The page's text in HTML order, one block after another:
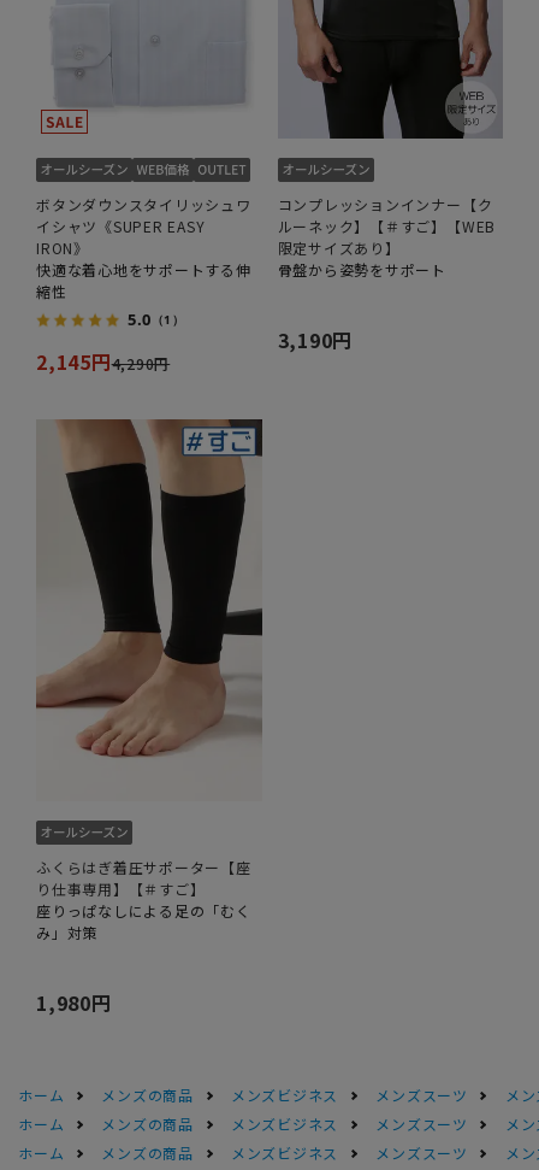
ボタンダウンスタイリッシュワ
イシャツ《SUPER EASY
IRON》
快適な着心地をサポートする伸
縮性
5.0 （1）
2,145円4,290円
コンプレッションインナー【ク
ルーネック】【＃すご】【WEB
限定サイズあり】
骨盤から姿勢をサポート
3,190円
ふくらはぎ着圧サポーター【座
り仕事専用】【＃すご】
座りっぱなしによる足の「むく
み」対策
1,980円
ホーム メンズの商品 メンズビジネス メンズスーツ
メ
ホーム
メンズの商品 メンズビジネス メンズスーツ
メ
ホーム
メンズの商品 メンズビジネス メンズスーツ
メ